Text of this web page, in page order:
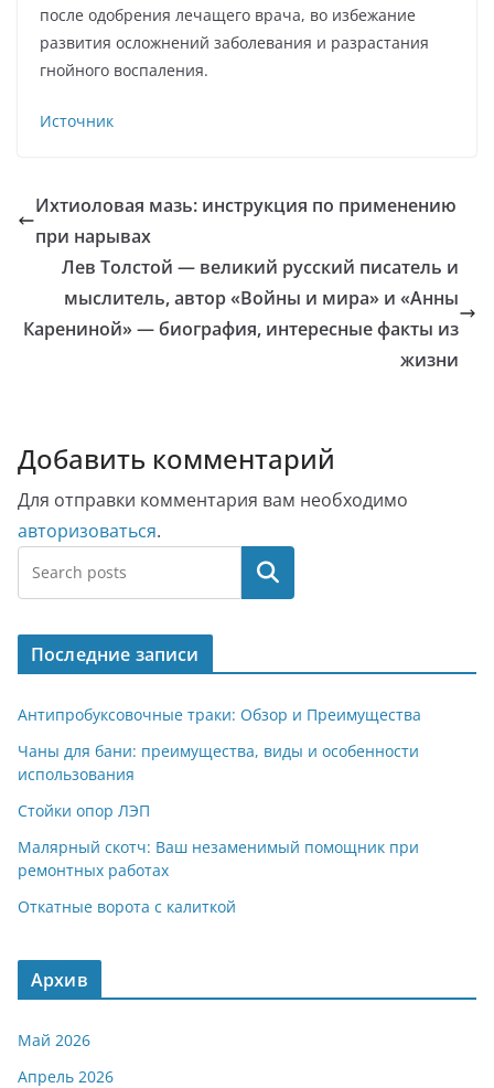
после одобрения лечащего врача, во избежание
развития осложнений заболевания и разрастания
гнойного воспаления.
Источник
Ихтиоловая мазь: инструкция по применению
при нарывах
Лев Толстой — великий русский писатель и
мыслитель, автор «Войны и мира» и «Анны
Карениной» — биография, интересные факты из
жизни
Добавить комментарий
Для отправки комментария вам необходимо
авторизоваться.
Поиск
Последние записи
Антипробуксовочные траки: Обзор и Преимущества
Чаны для бани: преимущества, виды и особенности
использования
Стойки опор ЛЭП
Малярный скотч: Ваш незаменимый помощник при
ремонтных работах
Откатные ворота с калиткой
Архив
Май 2026
Апрель 2026